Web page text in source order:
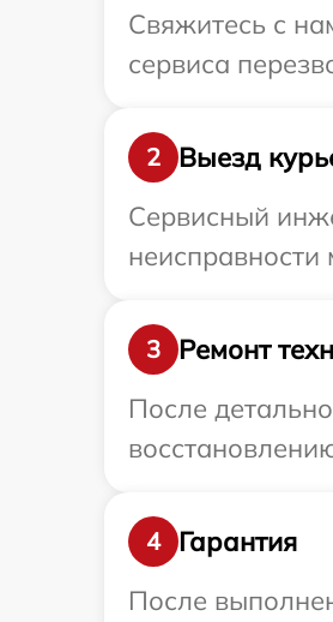
Свяжитесь с
сервиса
2
Выезд
Сервисный
3
Ремонт
После
4
Гарантия
После